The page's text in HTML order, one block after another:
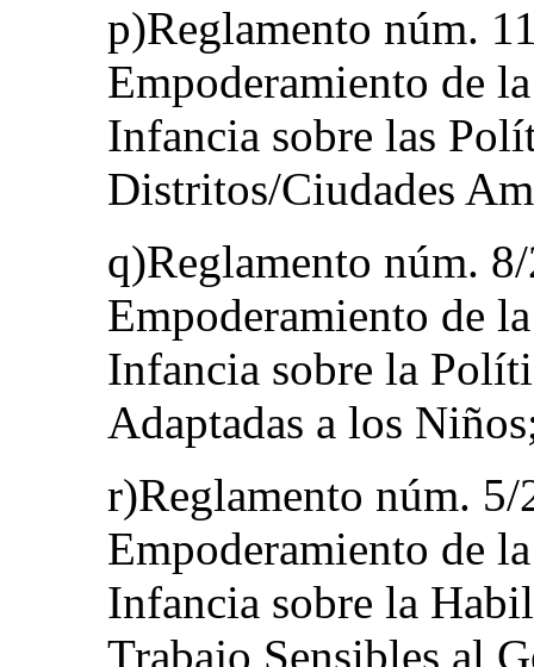
p)Reglamento núm.
Empoderamiento de
Infancia sobre las
Distritos/Ciudades
q)Reglamento núm.
Empoderamiento de
Infancia sobre la
Adaptadas a los
r)Reglamento núm.
Empoderamiento de
Infancia sobre la
Trabajo Sensibles al